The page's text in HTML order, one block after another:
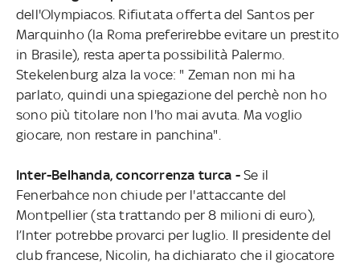
dell'Olympiacos. Rifiutata offerta del Santos per
Marquinho (la Roma preferirebbe evitare un prestito
in Brasile), resta aperta possibilità Palermo.
Stekelenburg alza la voce: " Zeman non mi ha
parlato, quindi una spiegazione del perchè non ho
sono più titolare non l'ho mai avuta. Ma voglio
giocare, non restare in panchina".
Inter-Belhanda, concorrenza turca -Se il
Fenerbahce non chiude per l'attaccante del
Montpellier (sta trattando per 8 milioni di euro),
l’Inter potrebbe provarci per luglio. Il presidente del
club francese, Nicolin, ha dichiarato che il giocatore